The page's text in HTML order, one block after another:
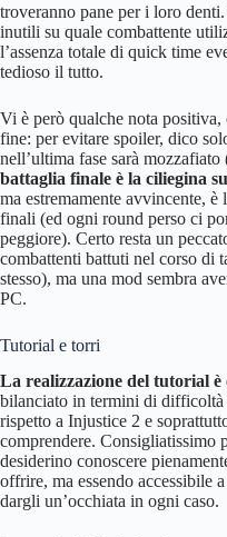
troveranno pane per i loro denti.
inutili su quale combattente
l’assenza totale di quick time
tedioso il tutto.
Vi è però qualche nota positiva,
fine: per evitare spoiler, dico
nell’ultima fase sarà mozzafiato
battaglia finale è la ciliegina
ma estremamente avvincente, è
finali (ed ogni round perso ci
peggiore). Certo resta un
combattenti battuti nel corso di
stesso), ma una mod sembra
PC.
Tutorial e torri
La realizzazione del tutorial è
bilanciato in termini di difficoltà
rispetto a Injustice 2 e
comprendere. Consigliatissimo
desiderino conoscere
offrire, ma essendo accessibile
dargli un’occhiata in ogni caso.